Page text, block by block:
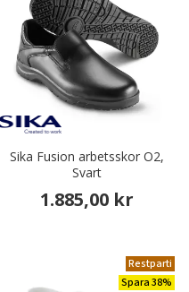
Sika Fusion arbetsskor O2,
Svart
1.885,00 kr
Restparti
Spara 38%